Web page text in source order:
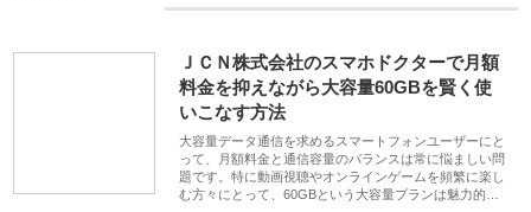
ＪＣＮ株式会社のスマホドクターで月額
料金を抑えながら大容量60GBを賢く使
いこなす方法
大容量データ通信を求めるスマートフォンユーザーにと
って、月額料金と通信容量のバランスは常に悩ましい問
題です。特に動画視聴やオンラインゲームを頻繁に楽し
む方々にとって、60GBという大容量プランは魅力的…